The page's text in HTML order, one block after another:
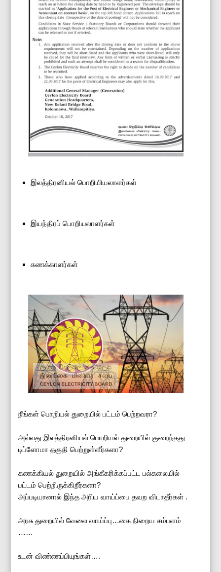
இலத்திரனியல் பொறியியலாளர்கள்
இயந்திரப் பொறியலாளர்கள்
கணக்காளர்கள்
நீங்கள் பொறியல் துறையில் பட்டம் பெற்றவரா?
அல்லது இலத்திரனியல் பொறியல் துறையில் குறைந்தது
டிப்ளோமா தகுதி பெற்றுள்ளீர்களா?
கணக்கியல் துறையில் அங்கீகரிக்கப்பட்ட பல்கலையில்
பட்டம் பெற்றிருக்கிறீர்களா?
அப்படியானால் இந்த அரிய வாய்ப்பை தவற விடாதீர்கள் .
அரசு துறையில் வேலை வாய்ப்பு…கை நிறைய சம்பளம்
……
உடன் விண்ணப்பியுங்கள்….